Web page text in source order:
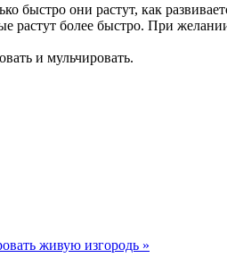
они растут, как
растут более быстро. При
и мульчировать.
живую изгородь »